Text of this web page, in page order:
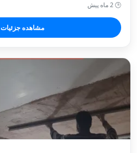
🕒 2 ماه پیش
مشاهده جزئیات